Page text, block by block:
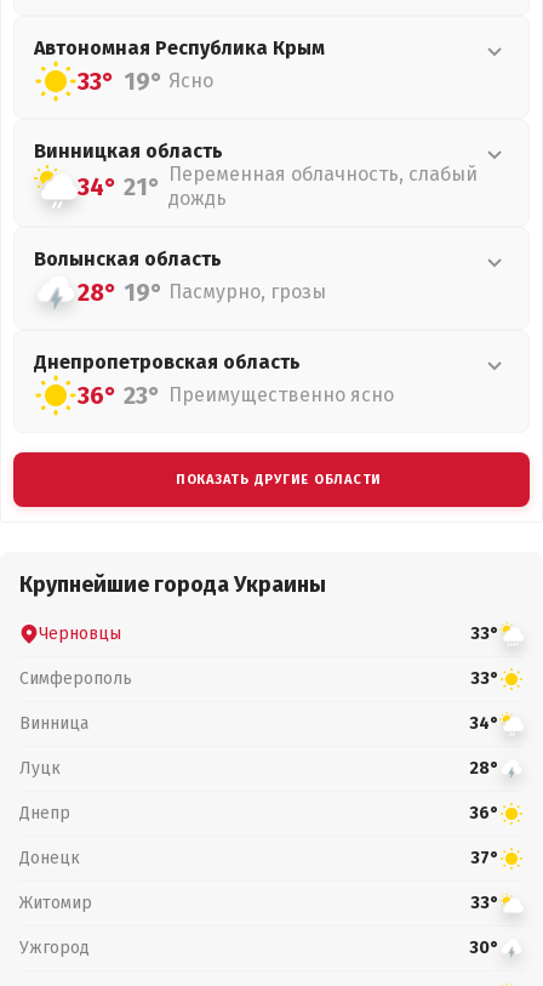
Автономная Республика Крым
33° 19° Ясно
Винницкая область
34° 21° Переменная облачность, слабый
дождь
Волынская область
28° 19° Пасмурно, грозы
Днепропетровская область
36° 23° Преимущественно ясно
ПОКАЗАТЬ ДРУГИЕ ОБЛАСТИ
Крупнейшие города Украины
Черновцы 33°
Симферополь 33°
Винница 34°
Луцк 28°
Днепр 36°
Донецк 37°
Житомир 33°
Ужгород 30°